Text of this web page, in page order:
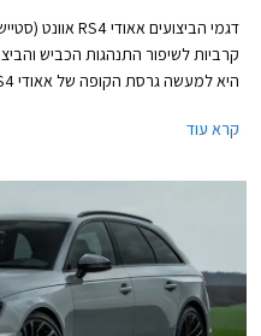
שניות מהר יותר מהגרסה הסטנדרטית.
קרא עוד